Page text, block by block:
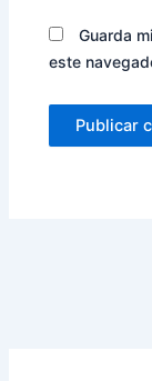
Guarda
este